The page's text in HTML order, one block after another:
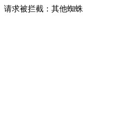
请求被拦截：其他蜘蛛